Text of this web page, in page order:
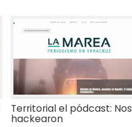
Territorial el pódcast: Nos
hackearon